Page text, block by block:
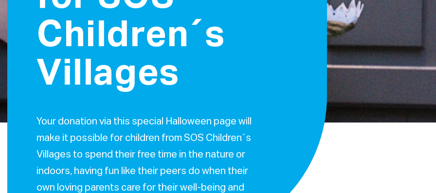
Children´s
Villages
Your donation via this special Halloween page will
make it possible for children from SOS Children´s
Villages to spend their free time in the nature or
indoors, having fun like their peers do when their
own loving parents care for their well-being and